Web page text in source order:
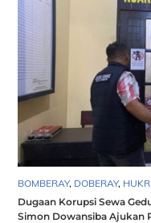
BOMBERAY, DOBERAY,
Dugaan Korupsi Sewa
Simon Dowansiba Ajukan